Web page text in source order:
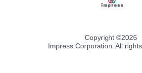
Copyright ©2026
Impress Corporation. All